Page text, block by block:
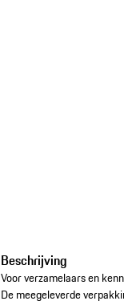
Beschrijving
Voor verzamelaars en
De meegeleverde